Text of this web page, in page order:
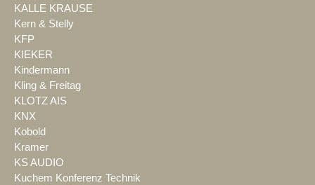
KALLE KRAUSE
Kern & Stelly
KFP
KIEKER
Kindermann
Kling & Freitag
KLOTZ AIS
KNX
Kobold
Kramer
KS AUDIO
Kuchem Konferenz Technik